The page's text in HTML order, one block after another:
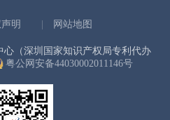
明 网站地图
（深圳国家知识产权局专利代办
粤公网安备44030002011146号